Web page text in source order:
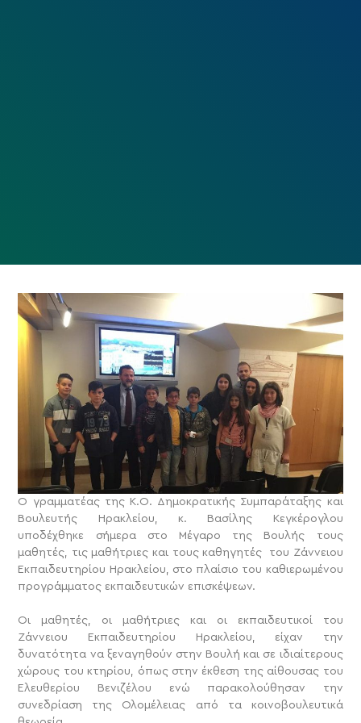
Ο γραμματέας της Κ.Ο. Δημοκρατικής Συμπαράταξης και
Βουλευτής Ηρακλείου, κ. Βασίλης Κεγκέρογλου
υποδέχθηκε σήμερα στο Μέγαρο της Βουλής τους
μαθητές, τις μαθήτριες και τους καθηγητές του Ζάννειου
Εκπαιδευτηρίου Ηρακλείου, στο πλαίσιο του καθιερωμένου
προγράμματος εκπαιδευτικών επισκέψεων.
Οι μαθητές, οι μαθήτριες και οι εκπαιδευτικοί του
Ζάννειου Εκπαιδευτηρίου Ηρακλείου, είχαν την
δυνατότητα να ξεναγηθούν στην Βουλή και σε ιδιαίτερους
χώρους του κτηρίου, όπως στην έκθεση της αίθουσας του
Ελευθερίου Βενιζέλου ενώ παρακολούθησαν την
συνεδρίαση της Ολομέλειας από τα κοινοβουλευτικά